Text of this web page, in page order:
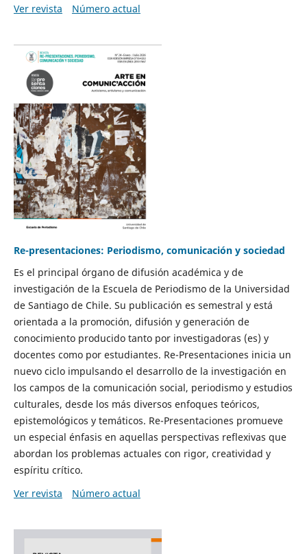
Ver revista
Número actual
Re-presentaciones: Periodismo, comunicación y sociedad
Es el principal órgano de difusión académica y de
investigación de la Escuela de Periodismo de la Universidad
de Santiago de Chile. Su publicación es semestral y está
orientada a la promoción, difusión y generación de
conocimiento producido tanto por investigadoras (es) y
docentes como por estudiantes. Re-Presentaciones inicia un
nuevo ciclo impulsando el desarrollo de la investigación en
los campos de la comunicación social, periodismo y estudios
culturales, desde los más diversos enfoques teóricos,
epistemológicos y temáticos. Re-Presentaciones promueve
un especial énfasis en aquellas perspectivas reflexivas que
abordan los problemas actuales con rigor, creatividad y
espíritu crítico.
Ver revista
Número actual